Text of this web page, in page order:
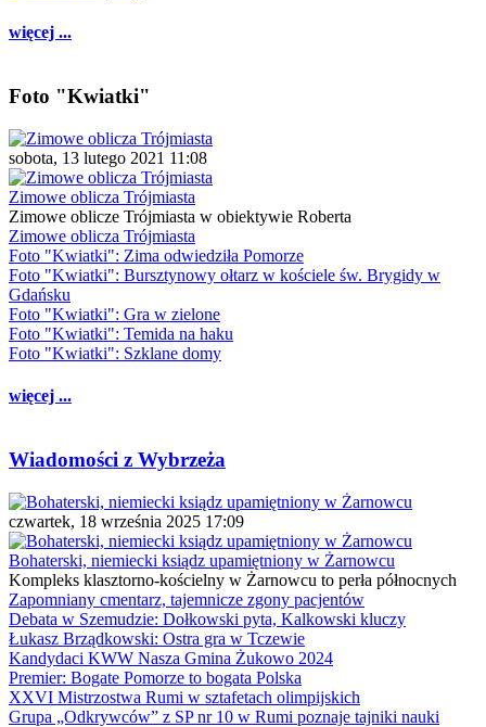
więcej ...
Foto "Kwiatki"
sobota, 13 lutego 2021 11:08
Zimowe oblicza Trójmiasta
Zimowe oblicze Trójmiasta w obiektywie Roberta
Zimowe oblicza Trójmiasta
Foto "Kwiatki": Zima odwiedziła Pomorze
Foto "Kwiatki": Bursztynowy ołtarz w kościele św. Brygidy w
Gdańsku
Foto "Kwiatki": Gra w zielone
Foto "Kwiatki": Temida na haku
Foto "Kwiatki": Szklane domy
więcej ...
Wiadomości z Wybrzeża
czwartek, 18 września 2025 17:09
Bohaterski, niemiecki ksiądz upamiętniony w Żarnowcu
Kompleks klasztorno-kościelny w Żarnowcu to perła północnych
Zapomniany cmentarz, tajemnicze zgony pacjentów
Debata w Szemudzie: Dołkowski pyta, Kalkowski kluczy
Łukasz Brządkowski: Ostra gra w Tczewie
Kandydaci KWW Nasza Gmina Żukowo 2024
Premier: Bogate Pomorze to bogata Polska
XXVI Mistrzostwa Rumi w sztafetach olimpijskich
Grupa „Odkrywców” z SP nr 10 w Rumi poznaje tajniki nauki